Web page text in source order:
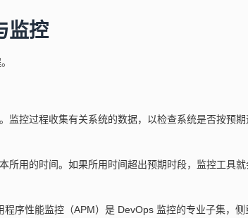
监控
监控过程收集有关系统的数据，以检查系统是否按预
所用的时间。如果所用时间超出预期时段，监控工具
序性能监控（APM）是 DevOps 监控的专业子集，